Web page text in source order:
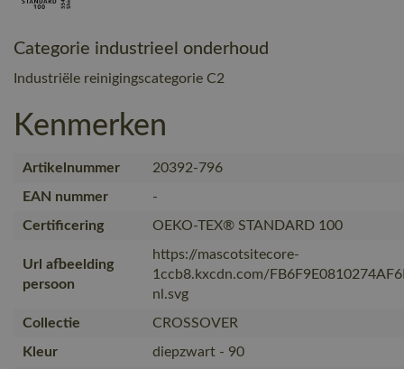
Categorie industrieel onderhoud
Industriële reinigingscategorie C2
Kenmerken
Artikelnummer
20392-796
EAN nummer
-
Certificering
OEKO-TEX® STANDARD 100
Url afbeelding
persoon
https://mascotsitecore-
1ccb8.kxcdn.com/
nl.svg
Collectie
CROSSOVER
Kleur
diepzwart - 90